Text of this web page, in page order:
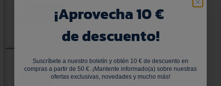
¡Aprovecha 10 €
de descuento!
Suscríbete a nuestro boletín y obtén 10 € de descuento en
compras a partir de 50 €. ¡Mantente informado(a) sobre nuestras
ofertas exclusivas, novedades y mucho más!